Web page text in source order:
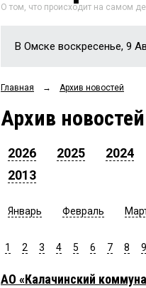
О том, что происходит на самом
В Омске воскресенье, 9
Главная → Архив новостей
Архив новостей
2026 2025 2024
2013
Январь Февраль
1 2 3 4 5 6 7 8 9
АО «Калачинский